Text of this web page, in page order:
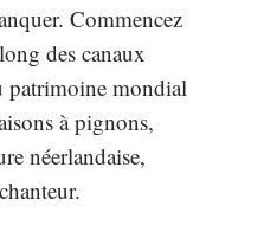
Commencez
des canaux
patrimoine mondial
à pignons,
néerlandaise,